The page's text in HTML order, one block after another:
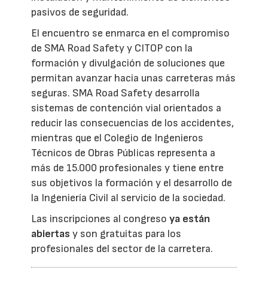
pasivos de seguridad.
El encuentro se enmarca en el compromiso
de SMA Road Safety y CITOP con la
formación y divulgación de soluciones que
permitan avanzar hacia unas carreteras más
seguras. SMA Road Safety desarrolla
sistemas de contención vial orientados a
reducir las consecuencias de los accidentes,
mientras que el Colegio de Ingenieros
Técnicos de Obras Públicas representa a
más de 15.000 profesionales y tiene entre
sus objetivos la formación y el desarrollo de
la Ingeniería Civil al servicio de la sociedad.
Las inscripciones al congresoya están
abiertas y son gratuitas para los
profesionales del sector de la carretera.